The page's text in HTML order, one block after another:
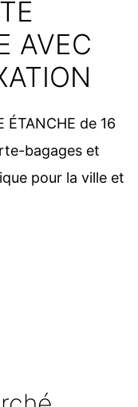
AVEC
ÉTANCHE de 16
bagages et
pour la ville et